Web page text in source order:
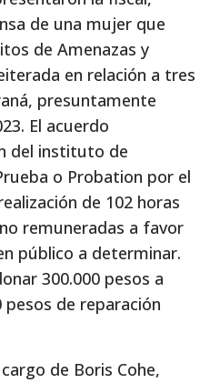
de una mujer que
de Amenazas y
en relación a tres
presuntamente
El acuerdo
del instituto de
o Probation por el
de 102 horas
remuneradas a favor
público a determinar.
300.000 pesos a
pesos de reparación
de Boris Cohe,